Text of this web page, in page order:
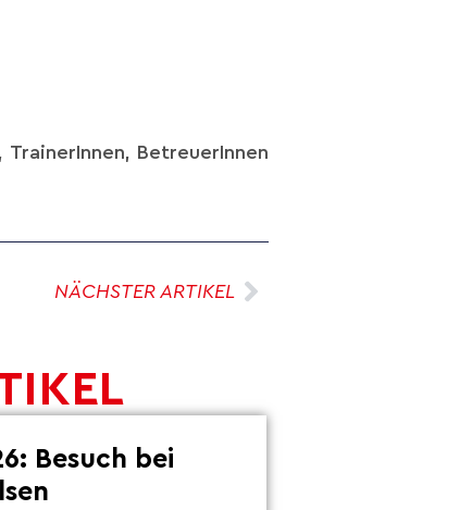
BetreuerInnen
NÄCHSTER ARTIKEL
Besuch bei